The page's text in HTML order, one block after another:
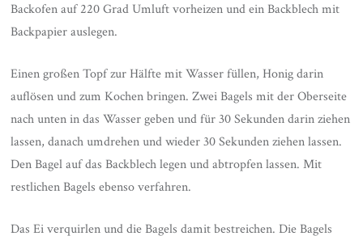
Backofen auf 220 Grad Umluft vorheizen und ein Backblech mit
Backpapier auslegen.
Einen großen Topf zur Hälfte mit Wasser füllen, Honig darin
auflösen und zum Kochen bringen. Zwei Bagels mit der Oberseite
nach unten in das Wasser geben und für 30 Sekunden darin ziehen
lassen, danach umdrehen und wieder 30 Sekunden ziehen lassen.
Den Bagel auf das Backblech legen und abtropfen lassen. Mit
restlichen Bagels ebenso verfahren.
Das Ei verquirlen und die Bagels damit bestreichen. Die Bagels